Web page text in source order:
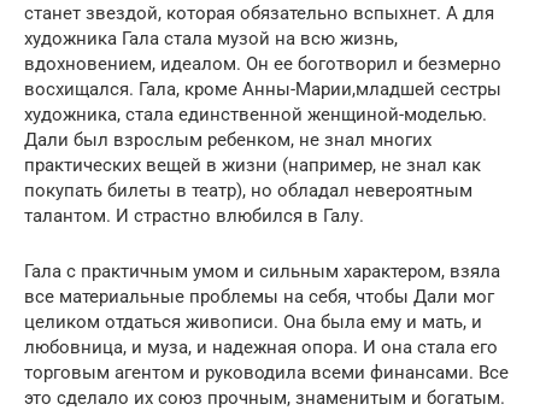
станет звездой, которая обязательно вспыхнет. А для
художника Гала стала музой на всю жизнь,
вдохновением, идеалом. Он ее боготворил и безмерно
восхищался. Гала, кроме Анны-Марии,младшей сестры
художника, стала единственной женщиной-моделью.
Дали был взрослым ребенком, не знал многих
практических вещей в жизни (например, не знал как
покупать билеты в театр), но обладал невероятным
талантом. И страстно влюбился в Галу.
Гала с практичным умом и сильным характером, взяла
все материальные проблемы на себя, чтобы Дали мог
целиком отдаться живописи. Она была ему и мать, и
любовница, и муза, и надежная опора. И она стала его
торговым агентом и руководила всеми финансами. Все
это сделало их союз прочным, знаменитым и богатым.